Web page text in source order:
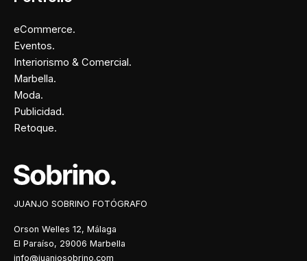
eCommerce.
Eventos.
Interiorismo & Comercial.
Marbella.
Moda.
Publicidad.
Retoque.
JUANJO SOBRINO FOTÓGRAFO
Orson Welles 12, Málaga
El Paraíso, 29006 Marbella
info@juanjosobrino.com